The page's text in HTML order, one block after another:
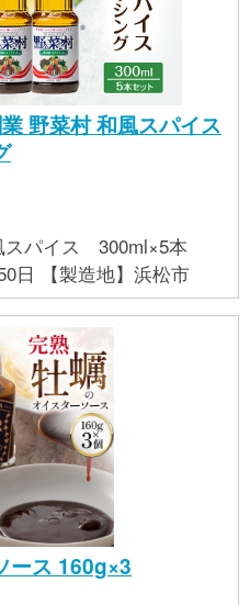
野菜村 和風スパイス
パイス 300ml×5本
日 【製造地】浜松市
ース 160g×3